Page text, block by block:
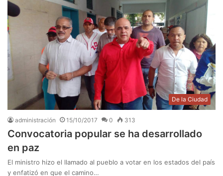
De la Ciudad
administración 15/10/2017 0 313
Convocatoria popular se ha desarrollado
en paz
El ministro hizo el llamado al pueblo a votar en los estados del país
y enfatizó en que el camino…